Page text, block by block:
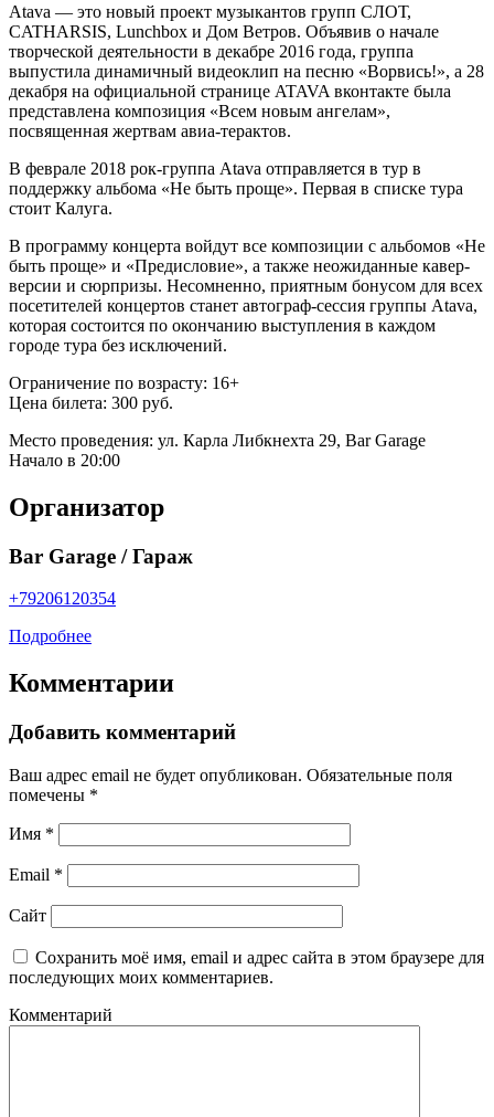
Аtava — это новый проект музыкантов групп СЛОТ,
CATHARSIS, Lunchbox и Дом Ветров. Объявив о начале
творческой деятельности в декабре 2016 года, группа
выпустила динамичный видеоклип на песню «Ворвись!», а 28
декабря на официальной странице ATAVA вконтакте была
представлена композиция «Всем новым ангелам»,
посвященная жертвам авиа-терактов.
В феврале 2018 рок-группа Аtava отправляется в тур в
поддержку альбома «Не быть проще». Первая в списке тура
стоит Калуга.
В программу концерта войдут все композиции с альбомов «Не
быть проще» и «Предисловие», а также неожиданные кавер-
версии и сюрпризы. Несомненно, приятным бонусом для всех
посетителей концертов станет автограф-сессия группы Аtava,
которая состоится по окончанию выступления в каждом
городе тура без исключений.
Ограничение по возрасту: 16+
Цена билета: 300 руб.
Место проведения: ул. Карла Либкнехта 29, Bar Garage
Начало в 20:00
Организатор
Bar Garage / Гараж
+79206120354
Подробнее
Комментарии
Добавить комментарий
Ваш адрес email не будет опубликован. Обязательные поля
помечены *
Имя *
Email *
Сайт
Сохранить моё имя, email и адрес сайта в этом браузере для
последующих моих комментариев.
Комментарий